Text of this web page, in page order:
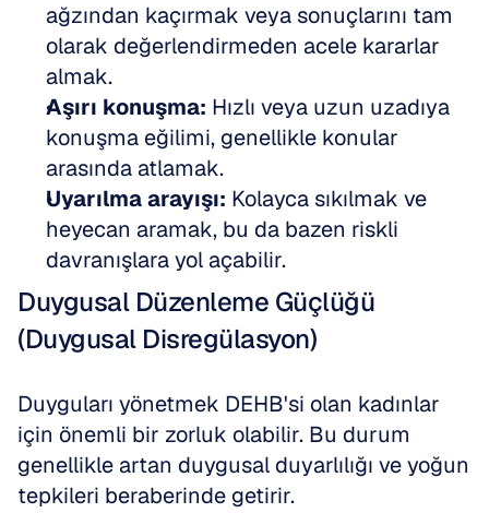
ağzından kaçırmak veya sonuçlarını tam
olarak değerlendirmeden acele kararlar
almak.
Aşırı konuşma: Hızlı veya uzun uzadıya
konuşma eğilimi, genellikle konular
arasında atlamak.
Uyarılma arayışı: Kolayca sıkılmak ve
heyecan aramak, bu da bazen riskli
davranışlara yol açabilir.
Duygusal Düzenleme Güçlüğü
(Duygusal Disregülasyon)
Duyguları yönetmek DEHB'si olan kadınlar
için önemli bir zorluk olabilir. Bu durum
genellikle artan duygusal duyarlılığı ve yoğun
tepkileri beraberinde getirir.